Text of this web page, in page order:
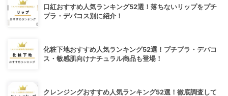
口紅おすすめ人気ランキング52選！落ちないリップをプチ
プラ・デパコス別に紹介！
化粧下地おすすめ人気ランキング52選！プチプラ・デパコ
ス・敏感肌向けナチュラル商品も登場！
クレンジングおすすめ人気ランキング52選！徹底調査して